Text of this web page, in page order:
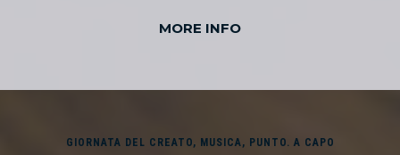
MORE INFO
GIORNATA DEL CREATO, MUSICA, PUNTO. A CAPO